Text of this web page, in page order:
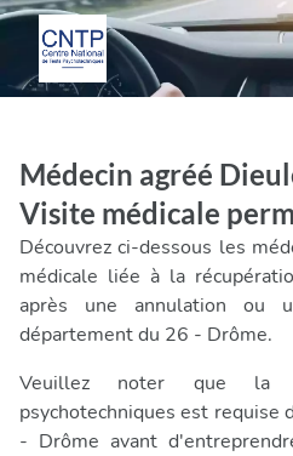
Test Psychotechnique
Test Psychotechnique
Test Psychotechnique
Médecin agréé
Visite médicale
Découvrez ci-dessous les
médicale liée à la
après une annulation ou
département du 26 - Drôme.
Veuillez noter que la
psychotechniques est requise
- Drôme avant